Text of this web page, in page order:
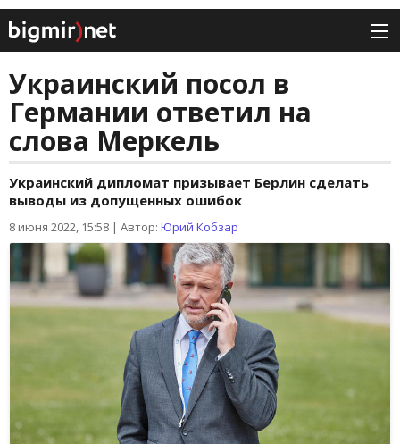
Украинский посол в
Германии ответил на
слова Меркель
Украинский дипломат призывает Берлин сделать
выводы из допущенных ошибок
8 июня 2022, 15:58 | Автор: Юрий Кобзар